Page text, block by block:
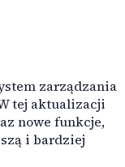
się w
zarządzania
tej aktualizacji
nowe funkcje,
i bardziej